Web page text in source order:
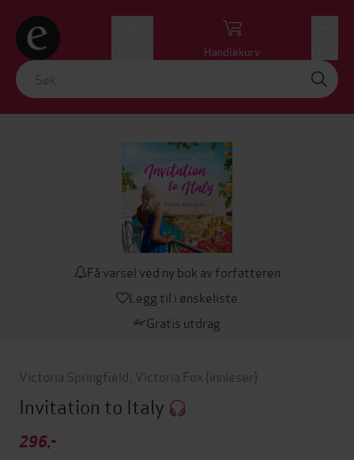
Handlekurv
Få varsel ved ny bok av forfatteren
Legg til i ønskeliste
Gratis utdrag
Victoria Springfield Victoria Fox (innleser)
Invitation to Italy
296,-